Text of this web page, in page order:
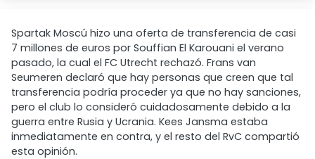
Spartak Moscú hizo una oferta de transferencia de casi
7 millones de euros por Souffian El Karouani el verano
pasado, la cual el FC Utrecht rechazó. Frans van
Seumeren declaró que hay personas que creen que tal
transferencia podría proceder ya que no hay sanciones,
pero el club lo consideró cuidadosamente debido a la
guerra entre Rusia y Ucrania. Kees Jansma estaba
inmediatamente en contra, y el resto del RvC compartió
esta opinión.